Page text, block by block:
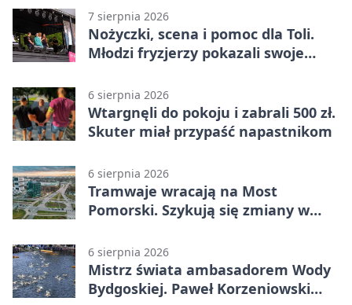
7 sierpnia 2026
Nożyczki, scena i pomoc dla Toli.
Młodzi fryzjerzy pokazali swoje
6 sierpnia 2026
Wtargnęli do pokoju i zabrali 500 zł.
Skuter miał przypaść napastnikom
6 sierpnia 2026
Tramwaje wracają na Most
Pomorski. Szykują się zmiany w
6 sierpnia 2026
Mistrz świata ambasadorem Wody
Bydgoskiej. Paweł Korzeniowski